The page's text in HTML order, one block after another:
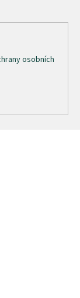
osobních